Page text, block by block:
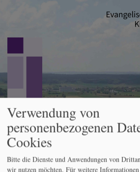
Ephorie Rodach
evangelisch im westlichen Coburger Land
Hauptnavigation
Verwendung von
personenbezogenen
Cookies
Bitte die Dienste und Anwendungen von
wir nutzen möchten. Für weitere